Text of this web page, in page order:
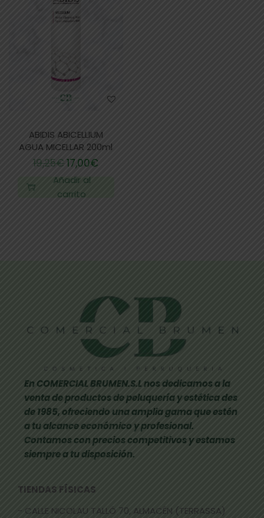
ABIDIS ABICELLIUM
AGUA MICELLAR 200ml
19,25€17,00€
Añadir al
carrito
En COMERCIAL BRUMEN.S.L nos dedicamos a la
venta de productos de peluquería y estética des
de 1985, ofreciendo una amplia gama que estén
a tu alcance económico y profesional.
Contamos con precios competitivos y estamos
siempre a tu disposición.
TIENDAS FÍSICAS
- CALLE NICOLAU TALLÓ 70, ALMACÉN (TERRASSA)